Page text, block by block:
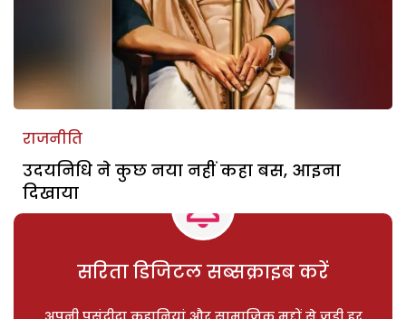
राजनीति
उदयनिधि ने कुछ नया नहीं कहा बस, आइना
दिखाया
सरिता डिजिटल सब्सक्राइब करें